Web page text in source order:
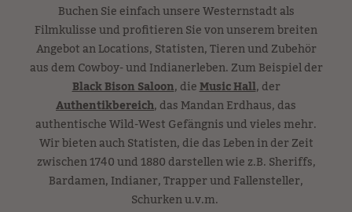
Buchen Sie einfach unsere Westernstadt als
Filmkulisse und profitieren Sie von unserem breiten
Angebot an Locations, Statisten, Tieren und Zubehör
aus dem Cowboy- und Indianerleben. Zum Beispiel der
Black Bison Saloon, dieMusic Hall, der
Authentikbereich, das Mandan Erdhaus, das
authentische Wild-West Gefängnis und vieles mehr.
Wir bieten auch Statisten, die das Leben in der Zeit
zwischen 1740 und 1880 darstellen wie z.B. Sheriffs,
Bardamen, Indianer, Trapper und Fallensteller,
Schurken u.v.m.